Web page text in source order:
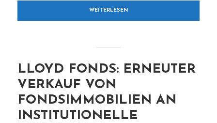
WEITERLESEN
LLOYD FONDS: ERNEUTER
VERKAUF VON
FONDSIMMOBILIEN AN
INSTITUTIONELLE